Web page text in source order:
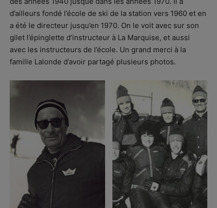
d’ailleurs fondé l’école de ski de la station vers 1960 et en
a été le directeur jusqu’en 1970. On le voit avec sur son
gilet l’épinglette d’instructeur à La Marquise, et aussi
avec les instructeurs de l’école. Un grand merci à la
famille Lalonde d’avoir partagé plusieurs photos.